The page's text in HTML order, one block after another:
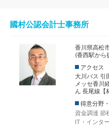
國村公認会計士事務所
香川県高松
(香西駅から
アクセス
大川バス 引
メッセ香川
ん 長尾線【
得意分野
資金調達 節
IT・インタ